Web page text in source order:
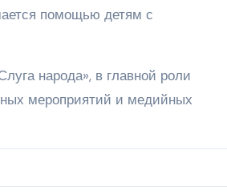
помощью детям с
народа», в главной роли
мероприятий и медийных